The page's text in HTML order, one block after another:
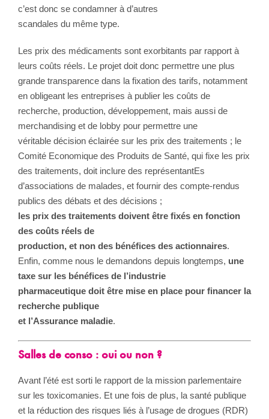
c’est donc se condamner à d’autres
scandales du même type.
Les prix des médicaments sont exorbitants par rapport à
leurs coûts réels. Le projet doit donc permettre une plus
grande transparence dans la fixation des tarifs, notamment
en obligeant les entreprises à publier les coûts de
recherche, production, développement, mais aussi de
merchandising et de lobby pour permettre une
véritable décision éclairée sur les prix des traitements ; le
Comité Economique des Produits de Santé, qui fixe les prix
des traitements, doit inclure des représentantEs
d’associations de malades, et fournir des compte-rendus
publics des débats et des décisions ;
les prix des traitements doivent être fixés en fonction
des coûts réels de
production, et non des bénéfices des actionnaires.
Enfin, comme nous le demandons depuis longtemps, une
taxe sur les bénéfices de l’industrie
pharmaceutique doit être mise en place pour financer la
recherche publique
et l’Assurance maladie.
Salles de conso : oui ou non ?
Avant l’été est sorti le rapport de la mission parlementaire
sur les toxicomanies. Et une fois de plus, la santé publique
et la réduction des risques liés à l’usage de drogues (RDR)